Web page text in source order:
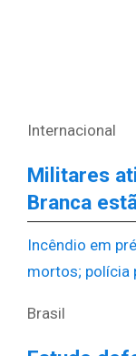
Internacional
Militares
Branca
Incêndio em
mortos; polícia
Brasil